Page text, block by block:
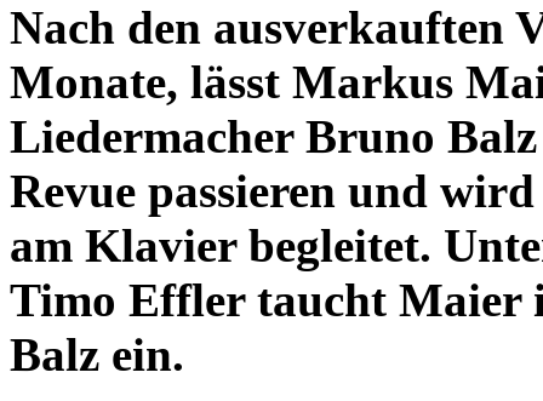
Nach den ausverkauften
Monate, lässt Markus
Liedermacher Bruno
Revue passieren und
am Klavier begleitet.
Timo Effler taucht Maier
Balz ein.